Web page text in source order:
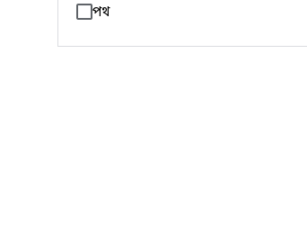
পথ